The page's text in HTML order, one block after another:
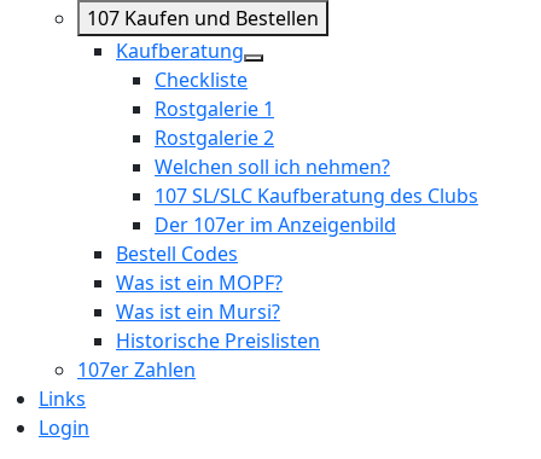
107 Kaufen und Bestellen
Kaufberatung
Checkliste
Rostgalerie 1
Rostgalerie 2
Welchen soll ich nehmen?
107 SL/SLC Kaufberatung des Clubs
Der 107er im Anzeigenbild
Bestell Codes
Was ist ein MOPF?
Was ist ein Mursi?
Historische Preislisten
107er Zahlen
Links
Login